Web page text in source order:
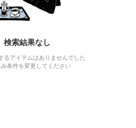
検索結果なし
るアイテムはありませんでした
条件を変更してください